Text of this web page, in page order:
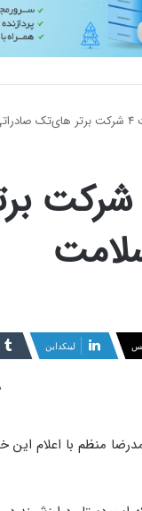
فعالیت ۴
لینکداین
منظم با اعلام